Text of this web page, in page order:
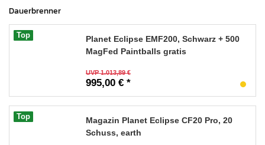
Dauerbrenner
Top
Planet Eclipse EMF200, Schwarz + 500
MagFed Paintballs gratis
UVP 1.013,89 €
995,00 € *
Top
Magazin Planet Eclipse CF20 Pro, 20
Schuss, earth